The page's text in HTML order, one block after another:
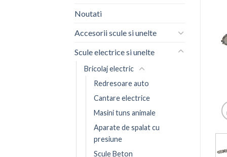
Noutati
Accesorii scule si unelte
Scule electrice si unelte
Bricolaj electric
Redresoare auto
Cantare electrice
Masini tuns animale
Aparate de spalat cu
presiune
Scule Beton